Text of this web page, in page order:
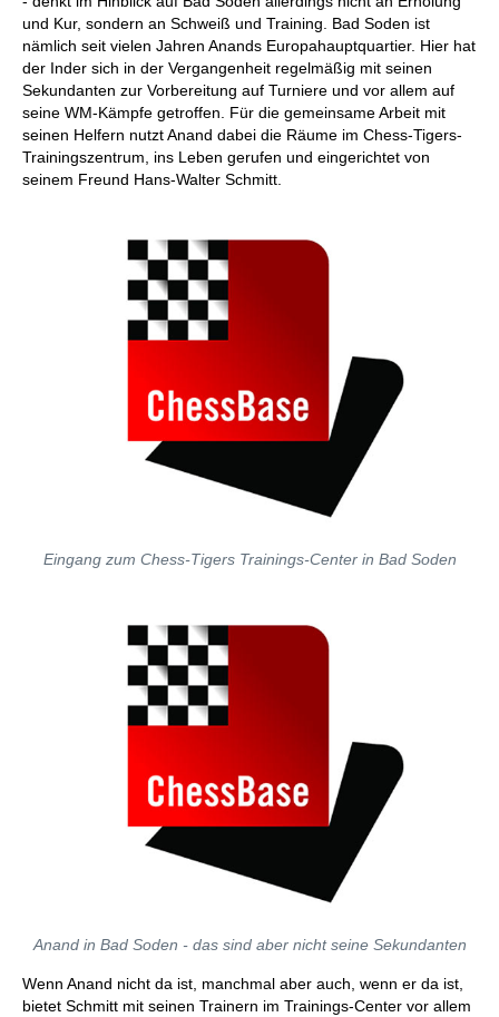
und Kur, sondern an Schweiß und Training. Bad Soden ist
nämlich seit vielen Jahren Anands Europahauptquartier. Hier hat
der Inder sich in der Vergangenheit regelmäßig mit seinen
Sekundanten zur Vorbereitung auf Turniere und vor allem auf
seine WM-Kämpfe getroffen. Für die gemeinsame Arbeit mit
seinen Helfern nutzt Anand dabei die Räume im Chess-Tigers-
Trainingszentrum, ins Leben gerufen und eingerichtet von
seinem Freund Hans-Walter Schmitt.
Eingang zum Chess-Tigers Trainings-Center in Bad Soden
Anand in Bad Soden - das sind aber nicht seine Sekundanten
Wenn Anand nicht da ist, manchmal aber auch, wenn er da ist,
bietet Schmitt mit seinen Trainern im Trainings-Center vor allem